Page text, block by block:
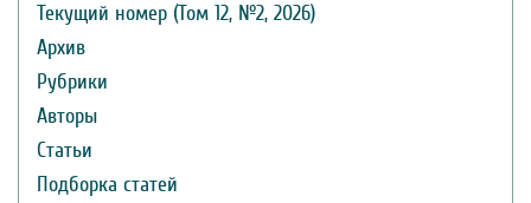
Текущий номер (Том 12, №2, 2026)
Архив
Рубрики
Авторы
Статьи
Подборка статей